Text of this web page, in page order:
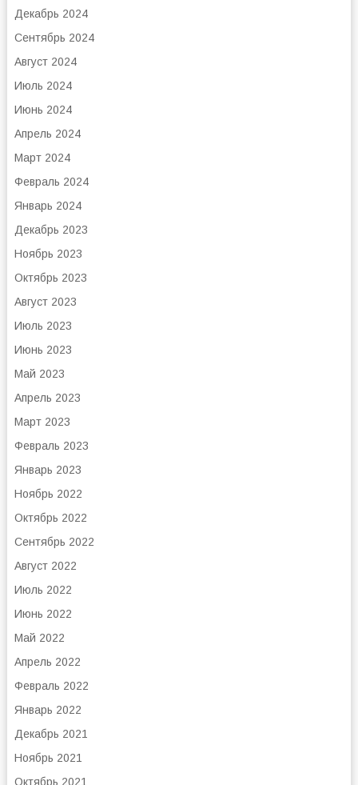
Декабрь 2024
Сентябрь 2024
Август 2024
Июль 2024
Июнь 2024
Апрель 2024
Март 2024
Февраль 2024
Январь 2024
Декабрь 2023
Ноябрь 2023
Октябрь 2023
Август 2023
Июль 2023
Июнь 2023
Май 2023
Апрель 2023
Март 2023
Февраль 2023
Январь 2023
Ноябрь 2022
Октябрь 2022
Сентябрь 2022
Август 2022
Июль 2022
Июнь 2022
Май 2022
Апрель 2022
Февраль 2022
Январь 2022
Декабрь 2021
Ноябрь 2021
Октябрь 2021